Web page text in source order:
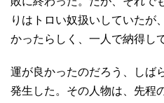
りはトロい奴扱いしていたが
かったらしく、一人で納得し
運が良かったのだろう、しば
発生した。その人物は、先程